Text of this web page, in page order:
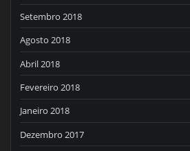
Setembro 2018
Agosto 2018
Abril 2018
Fevereiro 2018
Janeiro 2018
Dezembro 2017